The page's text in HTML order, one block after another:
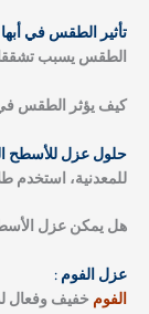
تأثير الطقس في
الطقس يسبب
كيف يؤثر الطقس
حلول عزل للأسطح
للمعدنية، استخدم
هل يمكن عزل
عزل الفوم :
الفوم خفيف وفعال